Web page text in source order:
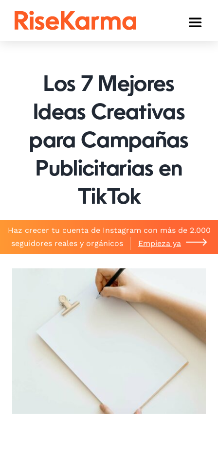
Toggle
TikTok
Facebook
Twitter (𝕏)
Otros
Los 7 Mejores
Ideas Creativas
para Campañas
Publicitarias en
TikTok
Haz crecer tu cuenta de Instagram con más de 2.000
seguidores reales y orgánicos
Empieza ya